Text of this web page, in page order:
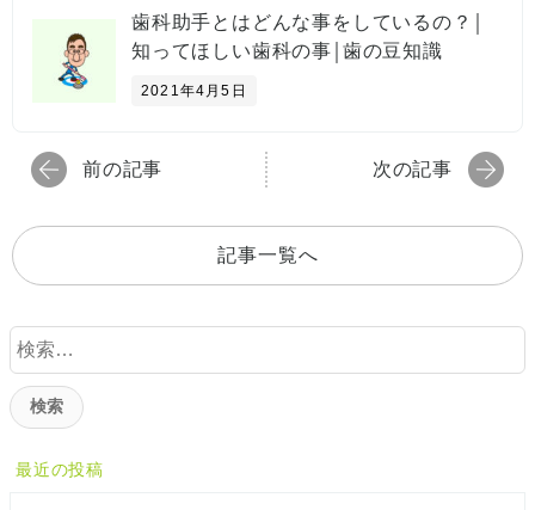
歯科助手とはどんな事をしているの？￨
知ってほしい歯科の事￨歯の豆知識
2021年4月5日
前の記事 次の記事
記事一覧へ
検
索
最近の投稿